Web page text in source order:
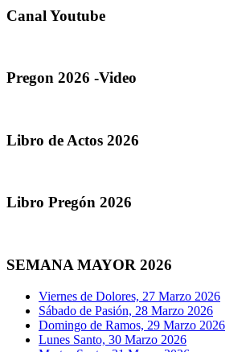
Canal Youtube
Pregon 2026 -Video
Libro de Actos 2026
Libro Pregón 2026
SEMANA MAYOR 2026
Viernes de Dolores, 27 Marzo 2026
Sábado de Pasión, 28 Marzo 2026
Domingo de Ramos, 29 Marzo 2026
Lunes Santo, 30 Marzo 2026